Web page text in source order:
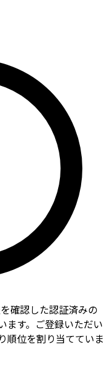
確認した認証済みの
ます。ご登録いただい
順位を割り当てていま